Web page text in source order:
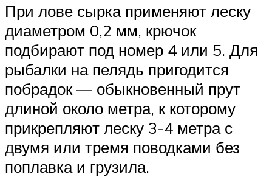
При лове сырка применяют леску
диаметром 0,2 мм, крючок
подбирают под номер 4 или 5. Для
рыбалки на пелядь пригодится
побрадок — обыкновенный прут
длиной около метра, к которому
прикрепляют леску 3-4 метра с
двумя или тремя поводками без
поплавка и грузила.